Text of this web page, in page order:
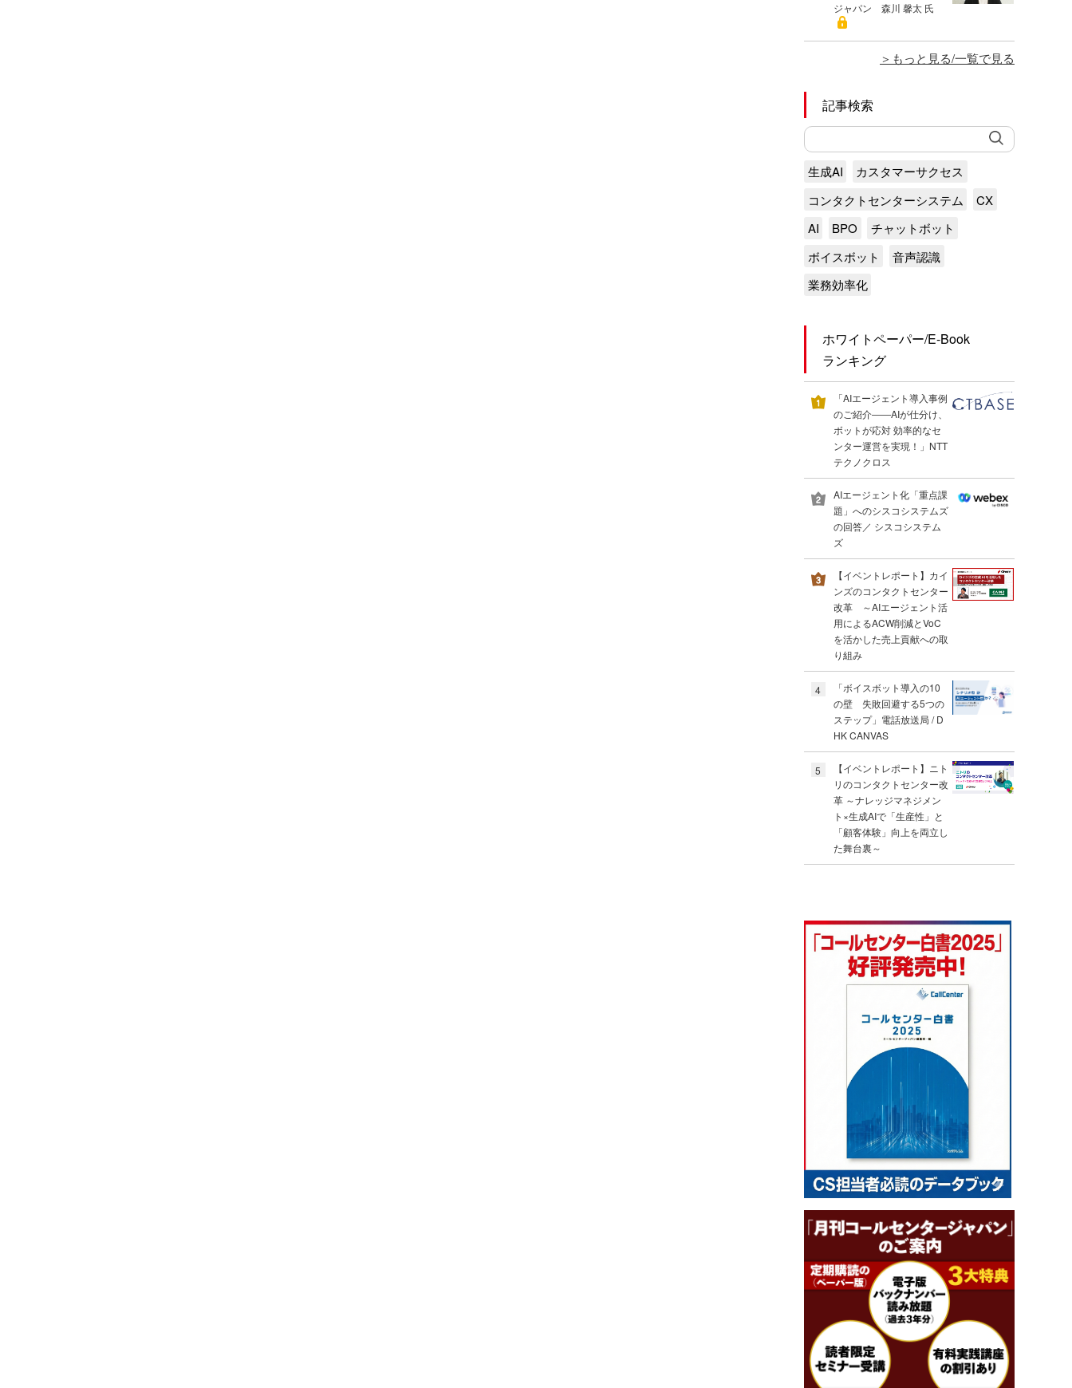
ジャパン 森川 馨太 氏
もっと見る/一覧で見る
記事検索
生成AI
カスタマーサクセス
コンタクトセンターシステム
CX
AI
BPO
チャットボット
ボイスボット
音声認識
業務効率化
ホワイトペーパー/E-Book
ランキング
「AIエージェント導入事例
のご紹介――AIが仕分け、
ボットが応対 効率的なセ
ンター運営を実現！」NTT
テクノクロス
AIエージェント化「重点課
題」へのシスコシステムズ
の回答／ シスコシステム
ズ
【イベントレポート】カイ
ンズのコンタクトセンター
改革 ～AIエージェント活
用によるACW削減とVoC
を活かした売上貢献への取
り組み
4
「ボイスボット導入の10
の壁 失敗回避する5つの
ステップ」電話放送局 / D
HK CANVAS
5
【イベントレポート】ニト
リのコンタクトセンター改
革 ～ナレッジマネジメン
ト×生成AIで「生産性」と
「顧客体験」向上を両立し
た舞台裏～